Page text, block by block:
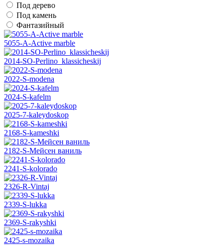
Под дерево
Под камень
Фантазийный
5055-A-Active marble
2014-SO-Perlino_klassicheskij
2022-S-modena
2024-S-kafelm
2025-7-kaleydoskop
2168-S-kameshki
2182-S-Мейсен ваниль
2241-S-kolorado
2326-R-Vintaj
2339-S-lukka
2369-S-rakyshki
2425-s-mozaika